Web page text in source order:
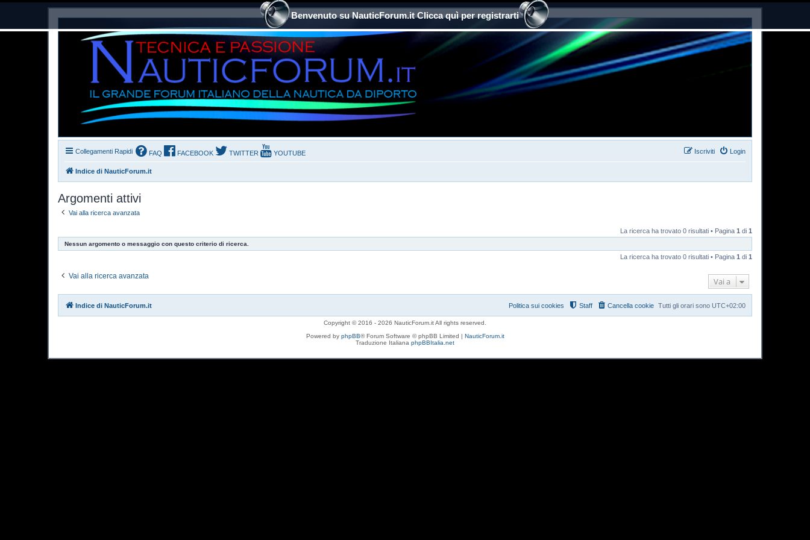
Benvenuto su NauticForum.it Clicca quì per registrarti
Collegamenti Rapidi FAQ FACEBOOK TWITTER YOUTUBE Login
Iscriviti
Indice di NauticForum.it
Argomenti attivi
Vai alla ricerca avanzata
La ricerca ha trovato 0 risultati • Pagina 1 di 1
Nessun argomento o messaggio con questo criterio di ricerca.
La ricerca ha trovato 0 risultati • Pagina 1 di 1
Vai alla ricerca avanzata Vai a
Indice di NauticForum.it Tutti gli orari sono UTC+02:00
Cancella cookie
Staff
Politica sui cookies
Copyright © 2016 - 2026 NauticForum.it All rights reserved.
Powered by phpBB® Forum Software © phpBB Limited | NauticForum.it
Traduzione Italiana phpBBItalia.net